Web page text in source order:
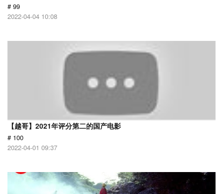
# 99
2022-04-04 10:08
【越哥】2021年评分第二的国产电影
# 100
2022-04-01 09:37